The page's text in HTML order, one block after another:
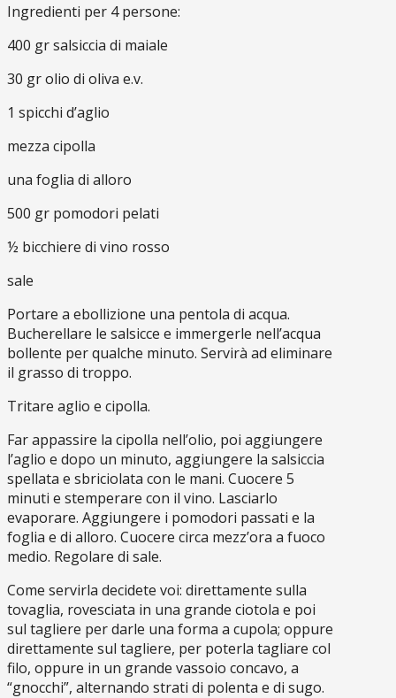
Ingredienti per 4 persone:
400 gr salsiccia di maiale
30 gr olio di oliva e.v.
1 spicchi d’aglio
mezza cipolla
una foglia di alloro
500 gr pomodori pelati
½ bicchiere di vino rosso
sale
Portare a ebollizione una pentola di acqua.
Bucherellare le salsicce e immergerle nell’acqua
bollente per qualche minuto. Servirà ad eliminare
il grasso di troppo.
Tritare aglio e cipolla.
Far appassire la cipolla nell’olio, poi aggiungere
l’aglio e dopo un minuto, aggiungere la salsiccia
spellata e sbriciolata con le mani. Cuocere 5
minuti e stemperare con il vino. Lasciarlo
evaporare. Aggiungere i pomodori passati e la
foglia e di alloro. Cuocere circa mezz’ora a fuoco
medio. Regolare di sale.
Come servirla decidete voi: direttamente sulla
tovaglia, rovesciata in una grande ciotola e poi
sul tagliere per darle una forma a cupola; oppure
direttamente sul tagliere, per poterla tagliare col
filo, oppure in un grande vassoio concavo, a
“gnocchi”, alternando strati di polenta e di sugo.